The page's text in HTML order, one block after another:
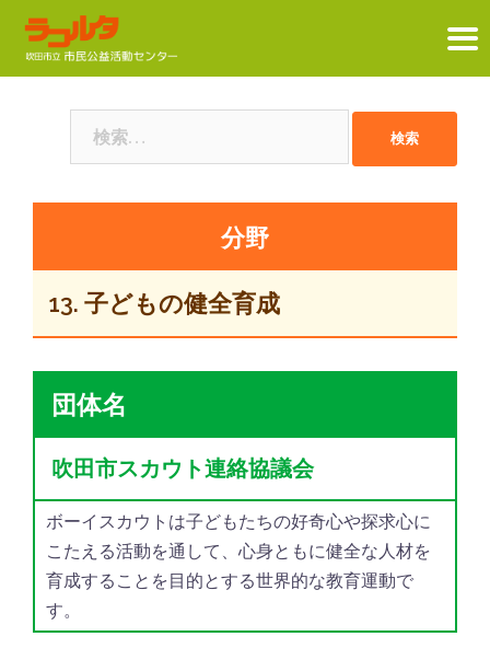
13. 子どもの健全育成
団体名
吹田市スカウト連絡協議会
ボーイスカウトは子どもたちの好奇心や探求心に
こたえる活動を通して、心身ともに健全な人材を
育成することを目的とする世界的な教育運動で
す。